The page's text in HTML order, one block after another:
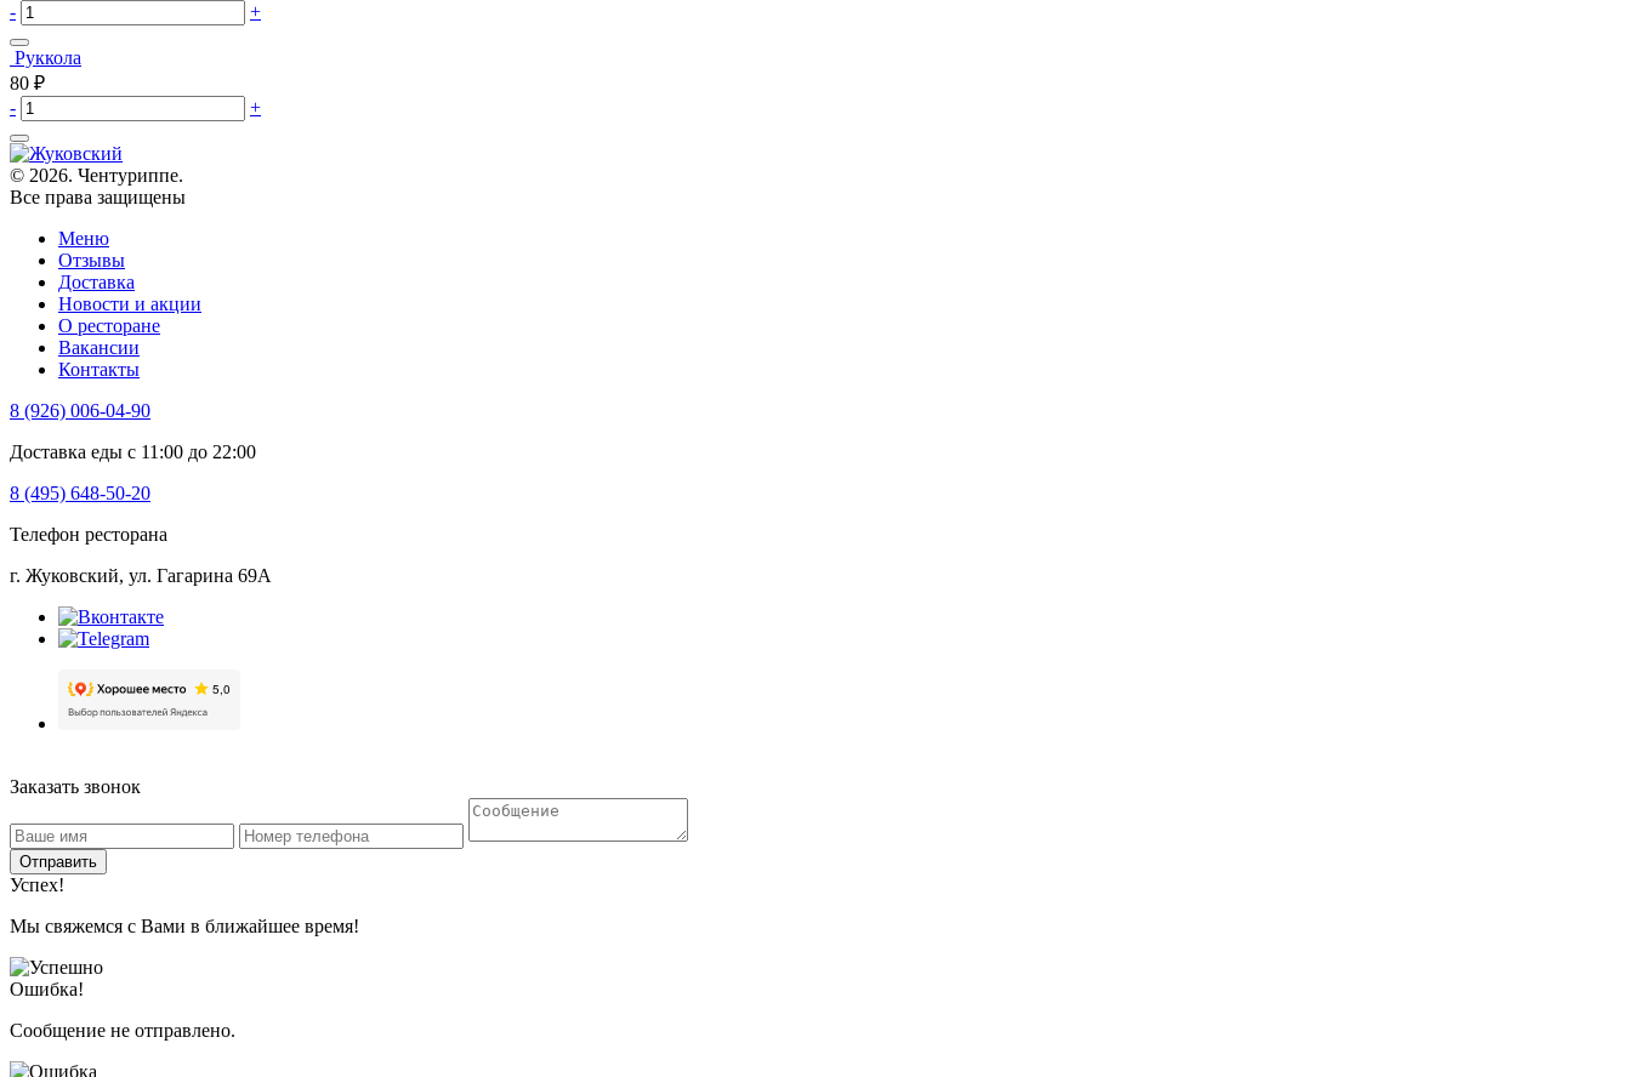
-
+
Руккола
80 ₽
-
+
© 2026. Чентуриппе.
Все права защищены
Меню
Отзывы
Доставка
Новости и акции
О ресторане
Вакансии
Контакты
8 (926) 006-04-90
Доставка еды с 11:00 до 22:00
8 (495) 648-50-20
Телефон ресторана
г. Жуковский, ул. Гагарина 69А
Заказать звонок
Отправить
Успех!
Мы свяжемся с Вами в ближайшее время!
Ошибка!
Сообщение не отправлено.